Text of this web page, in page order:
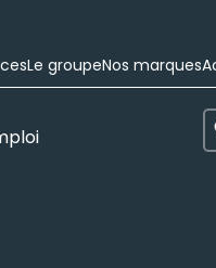
Le groupeNos marques